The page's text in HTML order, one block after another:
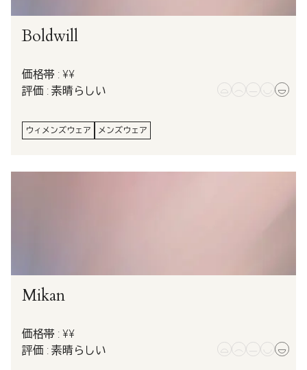
Boldwill
価格帯 : ¥¥
評価 : 素晴らしい
ウィメンズウェア メンズウェア
Mikan
価格帯 : ¥¥
評価 : 素晴らしい